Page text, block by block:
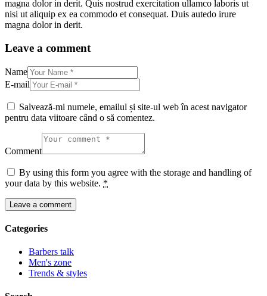
magna dolor in derit. Quis nostrud exercitation ullamco laboris ut
nisi ut aliquip ex ea commodo et consequat. Duis autedo irure
magna dolor in derit.
Leave a comment
Name
E-mail
Salvează-mi numele, emailul și site-ul web în acest navigator
pentru data viitoare când o să comentez.
Comment
By using this form you agree with the storage and handling of
your data by this website. *
Categories
Barbers talk
Men's zone
Trends & styles